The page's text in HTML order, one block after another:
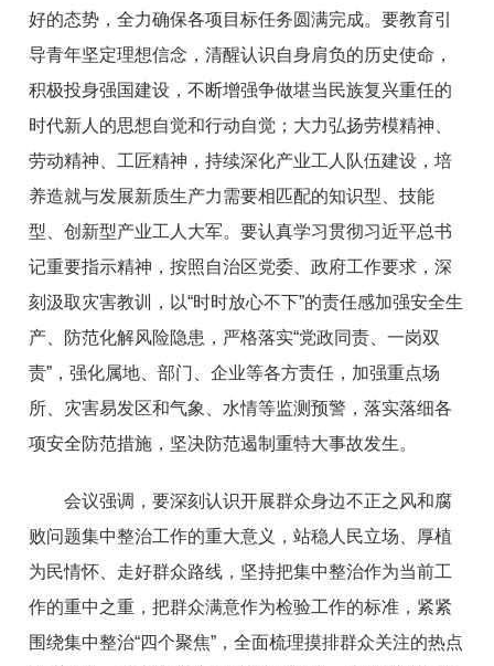
好的态势，全力确保各项目标任务圆满完成。要教育引
导青年坚定理想信念，清醒认识自身肩负的历史使命，
积极投身强国建设，不断增强争做堪当民族复兴重任的
时代新人的思想自觉和行动自觉；大力弘扬劳模精神、
劳动精神、工匠精神，持续深化产业工人队伍建设，培
养造就与发展新质生产力需要相匹配的知识型、技能
型、创新型产业工人大军。要认真学习贯彻习近平总书
记重要指示精神，按照自治区党委、政府工作要求，深
刻汲取灾害教训，以“时时放心不下”的责任感加强安全生
产、防范化解风险隐患，严格落实“党政同责、一岗双
责”，强化属地、部门、企业等各方责任，加强重点场
所、灾害易发区和气象、水情等监测预警，落实落细各
项安全防范措施，坚决防范遏制重特大事故发生。
会议强调，要深刻认识开展群众身边不正之风和腐
败问题集中整治工作的重大意义，站稳人民立场、厚植
为民情怀、走好群众路线，坚持把集中整治作为当前工
作的重中之重，把群众满意作为检验工作的标准，紧紧
围绕集中整治“四个聚焦”，全面梳理摸排群众关注的热点